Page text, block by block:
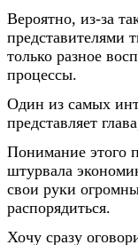
Вероятно, из-за
представителями
только разное
процессы.
Один из самых
представляет
Понимание этого
штурвала
свои руки
распорядиться.
Хочу сразу